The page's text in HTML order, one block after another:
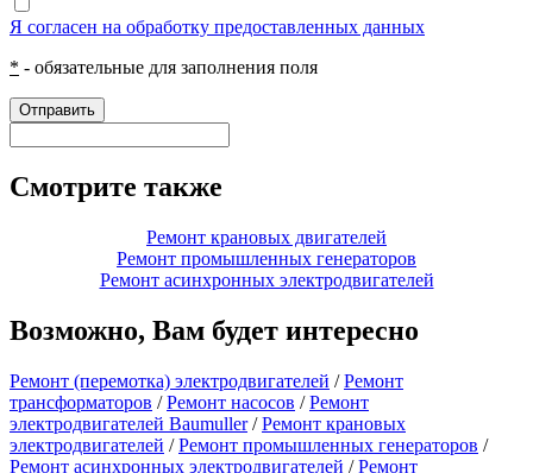
Я согласен на обработку предоставленных данных
* - обязательные для заполнения поля
Отправить
Смотрите также
Ремонт крановых двигателей
Ремонт промышленных генераторов
Ремонт асинхронных электродвигателей
Возможно, Вам будет интересно
Ремонт (перемотка) электродвигателей /Ремонт
трансформаторов /Ремонт насосов /Ремонт
электродвигателей Baumuller /Ремонт крановых
электродвигателей /Ремонт промышленных генераторов /
Ремонт асинхронных электродвигателей /Ремонт